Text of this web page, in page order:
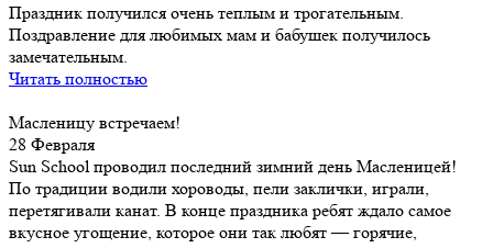
Праздник получился очень теплым и трогательным.
Поздравление для любимых мам и бабушек получилось
замечательным.
Читать полностью
Масленицу встречаем!
28 Февраля
Sun School проводил последний зимний день Масленицей!
По традиции водили хороводы, пели заклички, играли,
перетягивали канат. В конце праздника ребят ждало самое
вкусное угощение, которое они так любят — горячие,